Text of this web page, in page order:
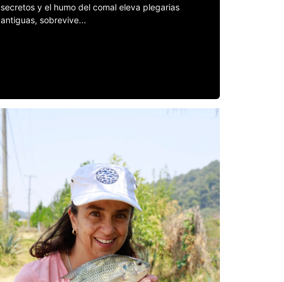
secretos y el humo del comal eleva plegarias
antiguas, sobrevive...